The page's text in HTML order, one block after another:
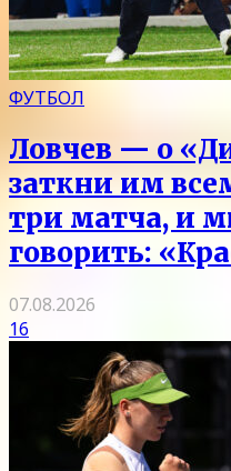
ФУТБОЛ
Ловчев — о
заткни им
три матча, и
говорить:
07.08.2026
16